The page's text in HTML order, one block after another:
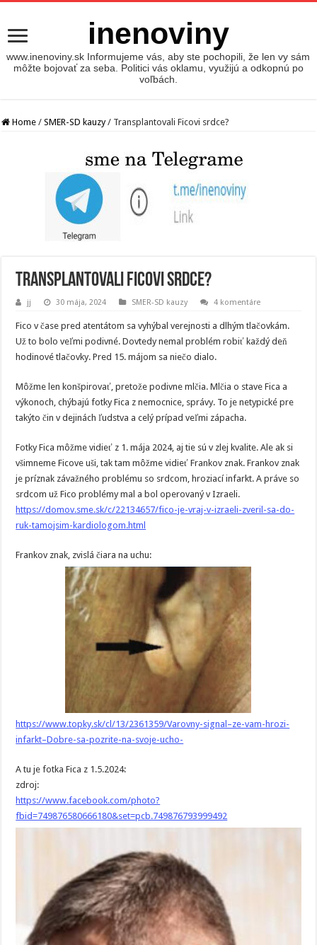
inenoviny
www.inenoviny.sk Informujeme vás, aby ste pochopili, že len vy sám
môžte bojovať za seba. Politici vás oklamu, využijú a odkopnú po
voľbách.
Home / SMER-SD kauzy / Transplantovali Ficovi srdce?
Transplantovali Ficovi srdce?
jj 30 mája, 2024 SMER-SD kauzy 4 komentáre
Fico v čase pred atentátom sa vyhýbal verejnosti a dlhým tlačovkám.
Už to bolo veľmi podivné. Dovtedy nemal problém robiť každý deň
hodinové tlačovky. Pred 15. májom sa niečo dialo.
Môžme len konšpirovať, pretože podivne mlčia. Mlčia o stave Fica a
výkonoch, chýbajú fotky Fica z nemocnice, správy. To je netypické pre
takýto čin v dejinách ľudstva a celý prípad veľmi zápacha.
Fotky Fica môžme vidieť z 1. mája 2024, aj tie sú v zlej kvalite. Ale ak si
všimneme Ficove uši, tak tam môžme vidieť Frankov znak. Frankov znak
je príznak závažného problému so srdcom, hroziací infarkt. A práve so
srdcom už Fico problémy mal a bol operovaný v Izraeli.
https://domov.sme.sk/c/22134657/fico-je-vraj-v-izraeli-zveril-sa-do-
ruk-tamojsim-kardiologom.html
Frankov znak, zvislá čiara na uchu:
https://www.topky.sk/cl/13/2361359/Varovny-signal–ze-vam-hrozi-
infarkt–Dobre-sa-pozrite-na-svoje-ucho-
A tu je fotka Fica z 1.5.2024:
zdroj:
https://www.facebook.com/photo?
fbid=749876580666180&set=pcb.749876793999492